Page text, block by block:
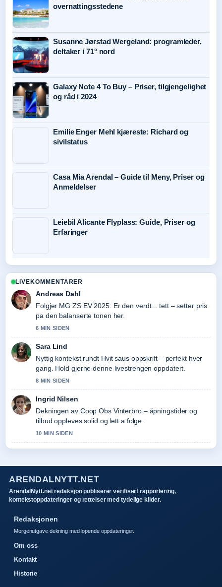
overnattingsstedene
Susanne Jørstad Wergeland: programleder,
deltaker i 71° nord
Galaxy Note 4 To Buy – Priser, tilgjengelighet
og råd i 2024
Emilie Enger Mehl kjæreste: Richard og
sivilstatus
Casa Mia Arendal – Guide til Meny, Priser og
Anmeldelser
Leiebil Alicante Flyplass: Guide, Priser og
Erfaringer
LIVEKOMMENTARER
Andreas Dahl
Folgjer MG ZS EV 2025: Er den verdt... tett – setter pris
pa den balanserte tonen her.
6 MIN SIDEN
Sara Lind
Nyttig kontekst rundt Hvit saus oppskrift – perfekt hver
gang. Hold gjerne denne livestrengen oppdatert.
8 MIN SIDEN
Ingrid Nilsen
Dekningen av Coop Obs Vinterbro – åpningstider og
tilbud oppleves solid og lett a folge.
10 MIN SIDEN
ARENDALNYTT.NET
ArendalNytt.net redaksjon publiserer verifisert rapportering,
kontekstoppdateringer og rettelser med tydelige kilder.
Redaksjonen
Morgenutgave dekning med lopende oppdateringer.
Om oss
Kontakt
Historie